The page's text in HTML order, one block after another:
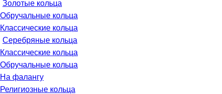
Золотые кольца
Обручальные кольца
Классические кольца
Серебряные кольца
Классические кольца
Обручальные кольца
На фалангу
Религиозные кольца